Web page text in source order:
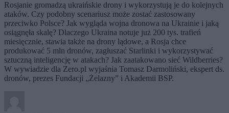
Rosjanie gromadzą ukraińskie drony i wykorzystują je do kolejnych
ataków. Czy podobny scenariusz może zostać zastosowany
przeciwko Polsce? Jak wygląda wojna dronowa na Ukrainie i jaką
osiągnęła skalę? Dlaczego Ukraina notuje już 200 tys. trafień
miesięcznie, stawia także na drony lądowe, a Rosja chce
produkować 5 mln dronów, zagłuszać Starlinki i wykorzystywać
sztuczną inteligencję w atakach? Jak zaatakowano sieć Wildberries?
W wywiadzie dla Zero.pl wyjaśnia Tomasz Darmoliński, ekspert ds.
dronów, prezes Fundacji „Żelazny” i Akademii BSP.